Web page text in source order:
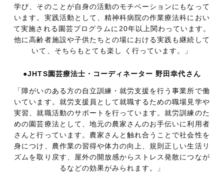
学び、そのことが自身の活動のモチベーションにもなって
います。実践活動として、精神科病院の作業療法科におい
て実施される園芸プログラムに20年以上関わっています。
他に高齢者施設や子供たちとの場における実践も継続して
いて、そちらもとても楽し く行っています。」
●JHTS園芸療法士・コーディネーター 野田幸代さん
「障がいのある方の自立訓練・就労支援を行う事業所で働
いています。就労支援員として就職するための職場見学や
実習、就職活動のサポートを行っています。就労訓練のた
めの園芸療法として、地元の農家さんのお手伝いに利用者
さんと行っています。農家さんと触れ合うことで社会性を
身につけ、農作業の習得や体力の向上、規則正しい生活リ
ズムを取り戻す、屋外の開放感からストレス発散につなが
るなどの効果がみられます。」